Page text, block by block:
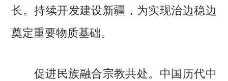
长。持续开发建设新疆，为实现治边稳边
奠定重要物质基础。
促进民族融合宗教共处。中国历代中